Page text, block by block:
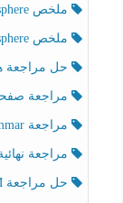
ملخص Effect of Atmosphere حسب الهيكل الوزاري العلوم المتكاملة الصف الخامس انسبير الفصل الثالث
ملخص Effect of Geosphere حسب الهيكل الوزاري العلوم المتكاملة الصف الخامس انسبير الفصل الثالث
حل مراجعة هيكلة
مراجعة صفحات
مراجعة Review Grammar حسب الهيكل اللغة الإنجليزية الصف الخامس الفصل الثالث
مراجعة نهائية
حل مراجعة FINAL EXAMاللغة الإنجليزية الصف الخامس الفصل الثالث